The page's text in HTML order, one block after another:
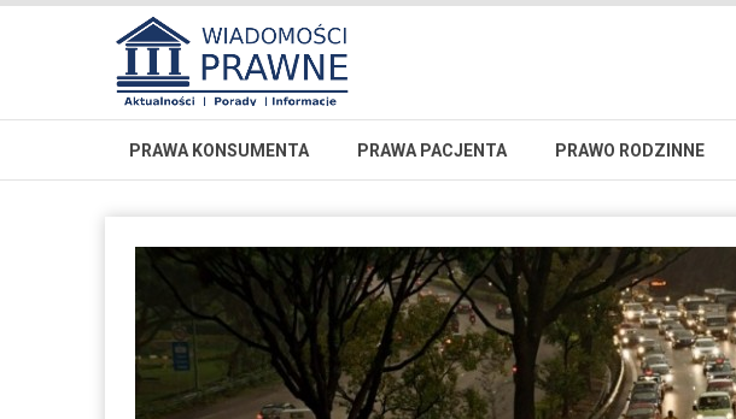
PRAWA KONSUMENTA PRAWA PACJENTA PRAWO RODZINNE